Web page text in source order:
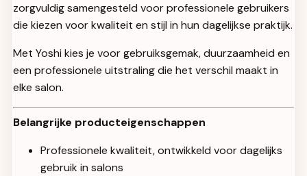
zorgvuldig samengesteld voor professionele gebruikers
die kiezen voor kwaliteit en stijl in hun dagelijkse praktijk.
Met Yoshi kies je voor gebruiksgemak, duurzaamheid en
een professionele uitstraling die het verschil maakt in
elke salon.
Belangrijke producteigenschappen
Professionele kwaliteit, ontwikkeld voor dagelijks
gebruik in salons